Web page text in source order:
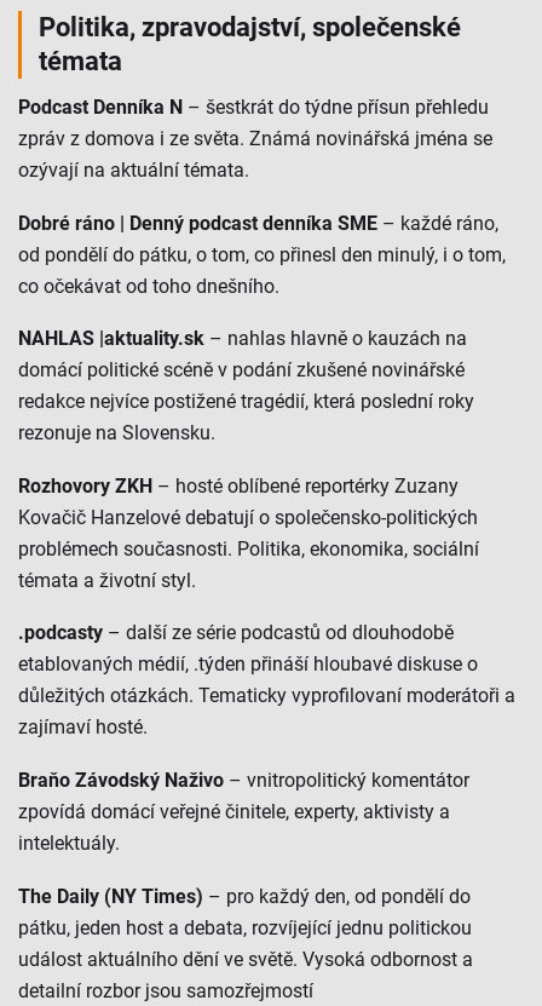
Politika, zpravodajství, společenské
témata
Podcast Denníka N – šestkrát do týdne přísun přehledu
zpráv z domova i ze světa. Známá novinářská jména se
ozývají na aktuální témata.
Dobré ráno | Denný podcast denníka SME – každé ráno,
od pondělí do pátku, o tom, co přinesl den minulý, i o tom,
co očekávat od toho dnešního.
NAHLAS |aktuality.sk – nahlas hlavně o kauzách na
domácí politické scéně v podání zkušené novinářské
redakce nejvíce postižené tragédií, která poslední roky
rezonuje na Slovensku.
Rozhovory ZKH – hosté oblíbené reportérky Zuzany
Kovačič Hanzelové debatují o společensko-politických
problémech současnosti. Politika, ekonomika, sociální
témata a životní styl.
.podcasty – další ze série podcastů od dlouhodobě
etablovaných médií, .týden přináší hloubavé diskuse o
důležitých otázkách. Tematicky vyprofilovaní moderátoři a
zajímaví hosté.
Braňo Závodský Naživo – vnitropolitický komentátor
zpovídá domácí veřejné činitele, experty, aktivisty a
intelektuály.
The Daily (NY Times) – pro každý den, od pondělí do
pátku, jeden host a debata, rozvíjející jednu politickou
událost aktuálního dění ve světě. Vysoká odbornost a
detailní rozbor jsou samozřejmostí